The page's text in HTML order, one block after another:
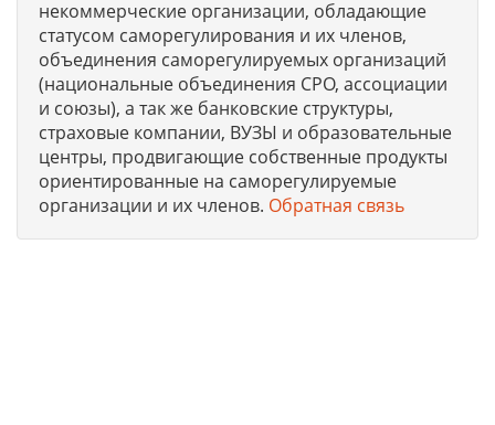
некоммерческие организации, обладающие
статусом саморегулирования и их членов,
объединения саморегулируемых организаций
(национальные объединения СРО, ассоциации
и союзы), а так же банковские структуры,
страховые компании, ВУЗЫ и образовательные
центры, продвигающие собственные продукты
ориентированные на саморегулируемые
организации и их членов. Обратная связь